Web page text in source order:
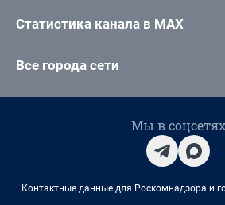
Статистика канала в MAX
Все города сети
Мы в соцсетях
Контактные данные для Роскомнадзора и